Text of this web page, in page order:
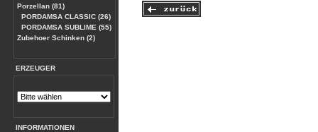
Porzellan (81)
PORDAMSA CLASSIC (26)
PORDAMSA SUBLIME (55)
Zubehoer Schinken (2)
ERZEUGER
INFORMATIONEN